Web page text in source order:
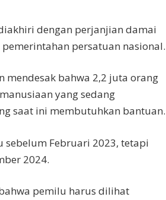
dengan perjanjian damai
persatuan nasional.
mendesak bahwa 2,2 juta orang
yang sedang
saat ini membutuhkan bantuan.
sebelum Februari 2023, tetapi
2024.
pemilu harus dilihat